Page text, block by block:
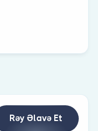
Rəy Əlavə Et